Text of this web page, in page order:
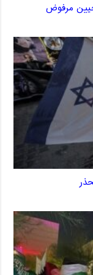
مرفوض